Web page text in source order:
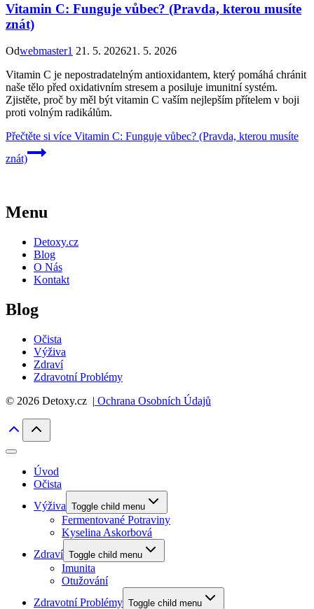
Vitamin C: Funguje vůbec? (Pravda, kterou musíte
znát)
Odwebmaster1 21. 5. 202621. 5. 2026
Vitamin C je nepostradatelným antioxidantem, který pomáhá chránit
naše tělo před oxidativním stresem a posiluje imunitní systém.
Zjistěte, proč by měl být vitamin C vaším nejlepším přítelem v boji
proti volným radikálům.
Přečtěte si více Vitamin C: Funguje vůbec? (Pravda, kterou musíte
znát)
Menu
Detoxy.cz
Blog
O Nás
Kontakt
Blog
Očista
Výživa
Zdraví
Zdravotní Problémy
© 2026 Detoxy.cz | Ochrana Osobních Údajů
Úvod
Očista
Výživa Toggle child menu
Fermentované Potraviny
Kyselina Askorbová
Zdraví Toggle child menu
Imunita
Otužování
Zdravotní Problémy Toggle child menu